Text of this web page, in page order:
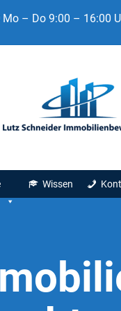
Mo – Do 9:00 – 16:00
Wissen